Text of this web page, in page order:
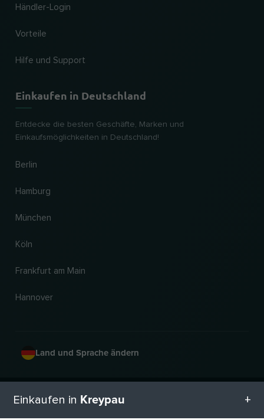
Händler-Login
Vorteile
Hilfe und Support
Einkaufen in Deutschland
Entdecke die besten Geschäfte, Marken und
Einkaufsmöglichkeiten in Deutschland!
Berlin
Hamburg
München
Köln
Frankfurt am Main
Hannover
Land und Sprache ändern
Eigentum der jeweiligen Inhaber. Alle Angaben ohne Gewähr. Stand 09.08.2026
Einkaufen in Kreypau